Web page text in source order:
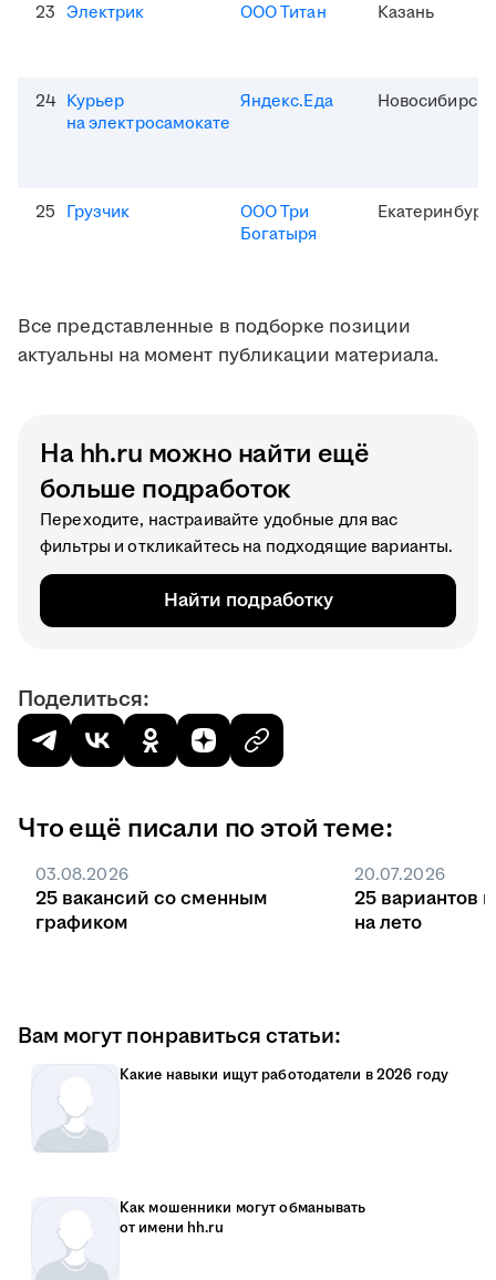
23 Электрик ООО Титан Казань
24 Курьер
на электросамокате
Яндекс.Еда Новосибирск
25 Грузчик
ООО Три
Богатыря
Екатеринбург
Все представленные в подборке позиции
актуальны на момент публикации материала.
На hh.ru можно найти ещё
больше подработок
Переходите, настраивайте удобные для вас
фильтры и откликайтесь на подходящие варианты.
Найти подработку
Поделиться:
Что ещё писали по этой теме:
03.08.2026
25 вакансий со сменным
графиком
20.07.2026
25 вариантов
на лето
Вам могут понравиться статьи:
Какие навыки ищут работодатели в 2026 году
Как мошенники могут обманывать
от имени hh.ru